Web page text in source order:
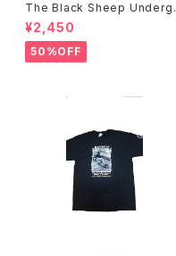
The Black Sheep Undergr
ound Bobby Brown アートT
シャツ
¥2,450
50%OFF